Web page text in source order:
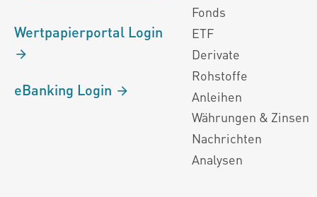
Wertpapierportal Login
eBanking Login
Fonds
ETF
Derivate
Rohstoffe
Anleihen
Währungen & Zinsen
Nachrichten
Analysen